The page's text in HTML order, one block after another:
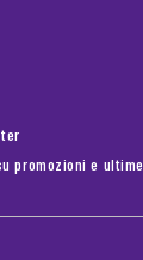
promozioni e